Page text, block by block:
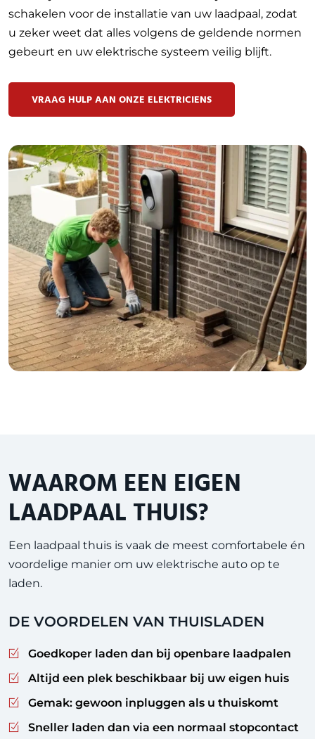
schakelen voor de installatie van uw laadpaal, zodat
u zeker weet dat alles volgens de geldende normen
gebeurt en uw elektrische systeem veilig blijft.
VRAAG HULP AAN ONZE ELEKTRICIENS
WAAROM EEN EIGEN
LAADPAAL THUIS?
Een laadpaal thuis is vaak de meest comfortabele én
voordelige manier om uw elektrische auto op te
laden.
DE VOORDELEN VAN THUISLADEN
Goedkoper laden dan bij openbare laadpalen
Altijd een plek beschikbaar bij uw eigen huis
Gemak: gewoon inpluggen als u thuiskomt
Sneller laden dan via een normaal stopcontact